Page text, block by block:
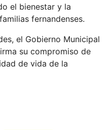
el bienestar y la
fernandenses.
el Gobierno Municipal
su compromiso de
de vida de la